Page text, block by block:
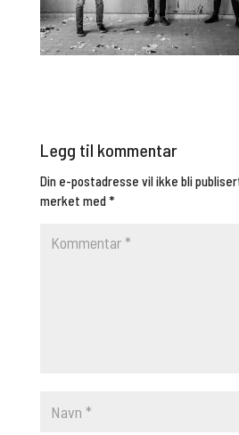
Legg til kommentar
Din e-postadresse vil ikke bli
merket med*